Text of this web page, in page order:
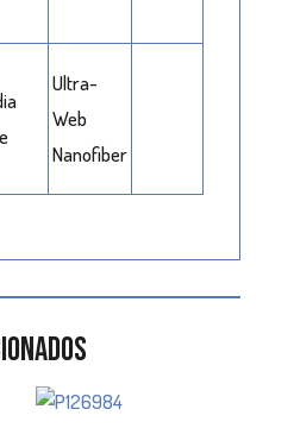
Ultra-
Web
Nanofiber